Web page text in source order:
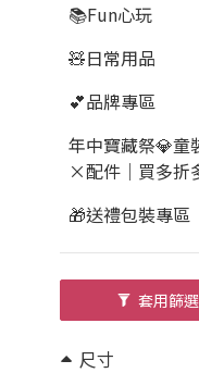
📚Fun心玩
🧸日常用品
💕品牌專區
年中寶藏祭💎
×配件｜買多折
🎁送禮包裝專區
套用篩選
尺寸